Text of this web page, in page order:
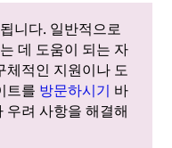
니다. 일반적으로
데 도움이 되는 자
체적인 지원이나 도
트를 방문하시기 바
우려 사항을 해결해